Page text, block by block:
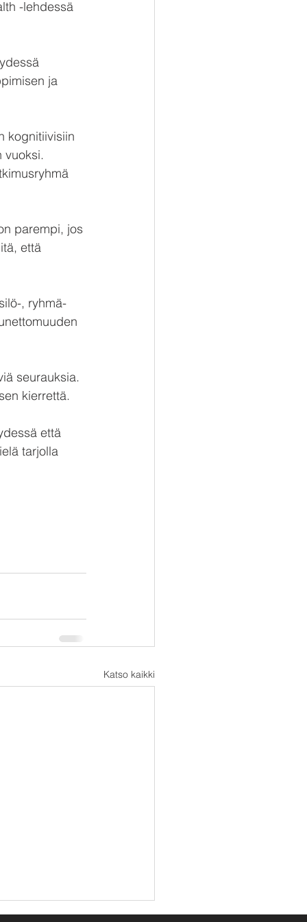
-lehdessä
ja
kognitiivisiin
vuoksi.
parempi, jos
että
, ryhmä-
seurauksia.
kierrettä.
että
tarjolla
Katso kaikki